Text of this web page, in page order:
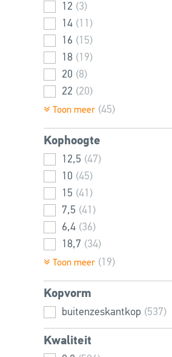
22 (24)
24 (49)
27 (26)
30 (36)
33 (21)
36 (31)
39 (15)
42 (23)
45 (8)
48 (12)
52 (6)
56 (7)
12 (3)
14 (11)
16 (15)
18 (19)
20 (8)
22 (20)
24 (22)
26 (18)
28 (14)
30 (19)
32 (8)
36 (8)
38
(18)
40
(8)
42 (12)
44 (8)
45 (10)
46 (16)
48 (8)
49 (14)
50 (8)
Toon meer (45)
Kophoogte
12,5 (47)
10 (45)
15 (41)
7,5 (41)
6,4 (36)
18,7 (34)
5,3 (34)
4 (27)
8,8 (26)
11,5 (25)
22,5 (25)
14 (24)
Toon meer (19)
Kopvorm
buitenzeskantkop (537)
Kwaliteit